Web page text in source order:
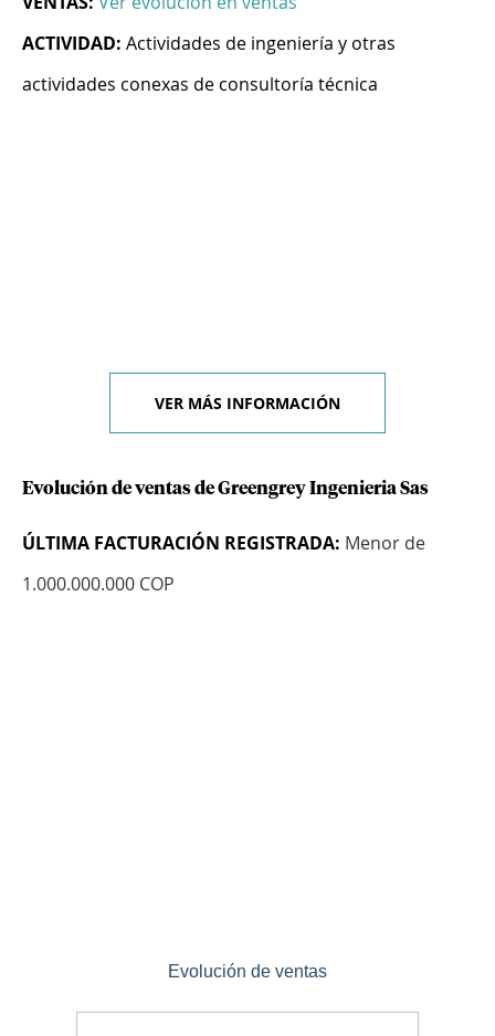
ACTIVIDAD: Actividades de ingeniería y otras
actividades conexas de consultoría técnica
VER MÁS INFORMACIÓN
Evolución de ventas de Greengrey Ingenieria Sas
ÚLTIMA FACTURACIÓN REGISTRADA: Menor de
1.000.000.000 COP
Evolución de ventas